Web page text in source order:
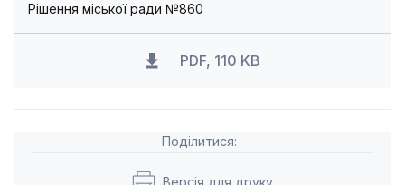
Рішення міської ради №860
PDF, 110 KB
Поділитися:
Версія для друку